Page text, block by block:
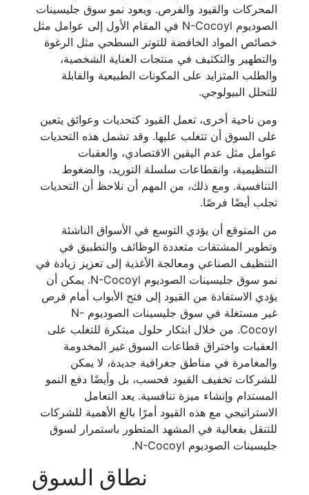
المحركات والقيود والفرص. ويعود نمو سوق جليسينات
الصوديوم N-Cocoyl في المقام الأول إلى عوامل مثل
خصائص المواد الخافضة للتوتر السطحي مثل الرغوة
والتطهير والتكثيف في منتجات العناية الشخصية،
والطلب المتزايد على المكونات الطبيعية والقابلة
للتحلل البيولوجي.
ومن ناحية أخرى، تعمل القيود كتحديات وعوائق يتعين
على السوق أن تتغلب عليها. وقد تشمل هذه التحديات
عوامل مثل عدم اليقين الاقتصادي، والعقبات
التنظيمية، وانقطاعات سلسلة التوريد، والضغوط
التنافسية. ومع ذلك، من المهم أن نلاحظ أن التحديات
تجلب أيضًا فرصًا.
من المتوقع أن يؤدي التوسع في الأسواق الناشئة
وتطوير المشتقات متعددة الوظائف والتطبيق في
التنظيف الصناعي ومعالجة الأغذية إلى تعزيز زيادة في
نمو سوق جليسينات الصوديوم N-Cocoyl. يمكن أن
يؤدي الاستفادة من القيود إلى فتح الأبواب أمام فرص
غير مستغلة في سوق جليسينات الصوديوم N-
Cocoyl. من خلال ابتكار حلول مبتكرة للتغلب على
العقبات واختراق قطاعات السوق غير المخدومة
والمغامرة في مناطق جغرافية جديدة، لا يمكن
للشركات تخفيف القيود فحسب، بل وأيضًا دفع النمو
المستدام وإنشاء ميزة تنافسية. يعد التعامل
الاستراتيجي مع هذه القيود أمرًا بالغ الأهمية للشركات
للتنقل بفعالية في المشهد المتطور باستمرار لسوق
جليسينات الصوديوم N-Cocoyl.
نطاق السوق